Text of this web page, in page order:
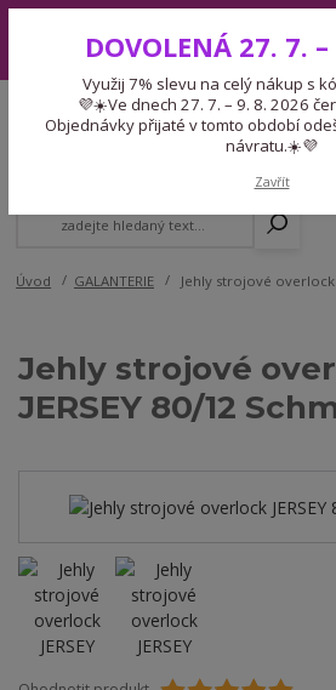
7. – 9. 8. 2026 čerpáme dovolenou.
odešleme ihned po našem
Expedice 775 866 913
Po-Čt 9-15:30 Pá 9-14:30 Pauza 13-13:45
Úvod GALANTERIE Jehly strojové overlock
Jehly strojové
JERSEY 80/12
DOVOLENÁ 27. 7.
Využij 7% slevu na celý nákup s
💜☀️Ve dnech 27. 7. – 9. 8. 2026
Objednávky přijaté v tomto období
návratu.☀️💜
Zavřít